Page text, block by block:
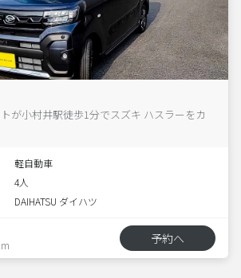
が小村井駅徒歩1分でスズキ ハスラーをカ
軽自動車
4人
DAIHATSU ダイハツ
予約へ